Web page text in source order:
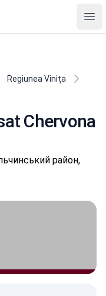
Regiunea Vinița
Chervona
район,